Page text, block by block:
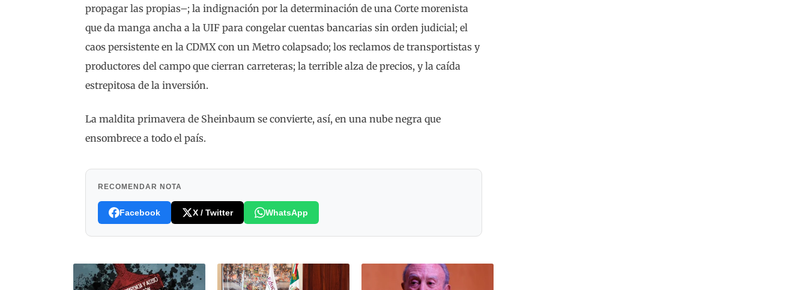
propagar las propias–; la indignación por la determinación de una Corte morenista
que da manga ancha a la UIF para congelar cuentas bancarias sin orden judicial; el
caos persistente en la CDMX con un Metro colapsado; los reclamos de transportistas y
productores del campo que cierran carreteras; la terrible alza de precios, y la caída
estrepitosa de la inversión.
La maldita primavera de Sheinbaum se convierte, así, en una nube negra que
ensombrece a todo el país.
RECOMENDAR NOTA
Facebook X / Twitter WhatsApp